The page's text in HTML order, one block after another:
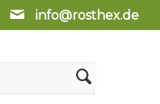
info@rosthex.de